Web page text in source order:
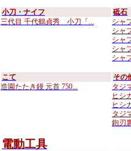
小刀・ナイフ
三代目 千代鶴貞秀 小刀「...
砥石
シャ
シャ
シャ
シャ
シャ
こて
造園たたき鏝 元首 750...
その
タジ
ヒシ
ヒシ
タジ
鉋刃
電動工具